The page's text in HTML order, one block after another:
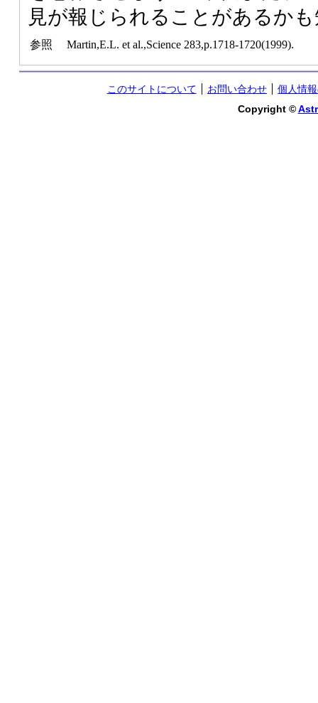
見が報じられることがあるか
参照 Martin,E.L. et al.,Science 283,p.1718-1720(1999).
このサイトについて お問い合わせ
個人情
Copyright ©